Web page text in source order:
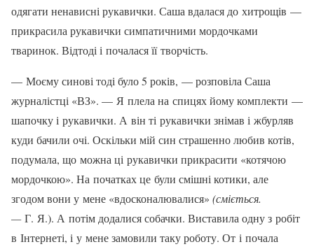
одягати ненависні рукавички. Саша вдалася до хитрощів —
прикрасила рукавички симпатичними мордочками
тваринок. Відтоді і почалася її творчість.
— Моєму синові тоді було 5 років, — розповіла Саша
журналістці «ВЗ». — Я плела на спицях йому комплекти —
шапочку і рукавички. А він ті рукавич­ки знімав і жбурляв
куди бачили очі. Оскільки мій син страшенно любив ко­тів,
подумала, що можна ці рукавички прикрасити «котячою
мордочкою». На початках це були смішні котики, але
згодом вони у мене «вдосконалюва­лися» (сміється.
—Г. Я.). А потім дода­лися собачки. Виставила одну з робіт
в Інтернеті, і у мене замовили таку ро­боту. От і почала